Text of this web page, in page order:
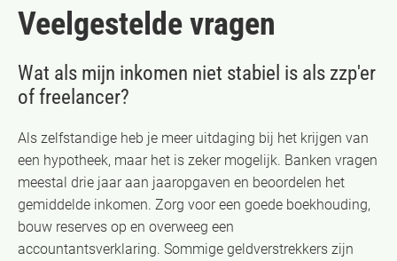
Veelgestelde vragen
Wat als mijn inkomen niet stabiel is als zzp'er
of freelancer?
Als zelfstandige heb je meer uitdaging bij het krijgen van
een hypotheek, maar het is zeker mogelijk. Banken vragen
meestal drie jaar aan jaaropgaven en beoordelen het
gemiddelde inkomen. Zorg voor een goede boekhouding,
bouw reserves op en overweeg een
accountantsverklaring. Sommige geldverstrekkers zijn